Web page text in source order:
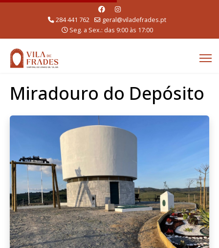
284 441 762
geral@viladefrades.pt
Seg. a Sex.: das 9:00 às 17:00
Miradouro do Depósito